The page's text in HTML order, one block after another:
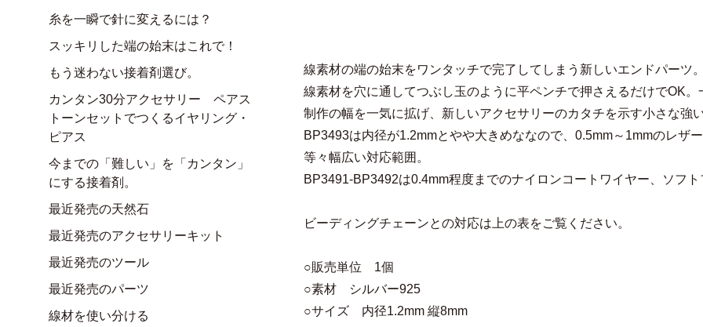
線素材の端の始末をワンタッチで完了してしまう新しいエンドパーツ。
線素材を穴に通してつぶし玉のように平ペンチで押さえるだけでOK。
制作の幅を一気に拡げ、新しいアクセサリーのカタチを示す小さな強
BP3493は内径が1.2mmとやや大きめななので、0.5mm～1mmのレザ
等々幅広い対応範囲。
BP3491-BP3492は0.4mm程度までのナイロンコートワイヤー、ソフト
ビーディングチェーンとの対応は上の表をご覧ください。
○販売単位 1個
○素材 シルバー925
○サイズ 内径1.2mm 縦8mm
糸を一瞬で針に変えるには？
スッキリした端の始末はこれで！
もう迷わない接着剤選び。
カンタン30分アクセサリー ペアス
トーンセットでつくるイヤリング・
ピアス
今までの「難しい」を「カンタン」
にする接着剤。
最近発売の天然石
最近発売のアクセサリーキット
最近発売のツール
最近発売のパーツ
線材を使い分ける